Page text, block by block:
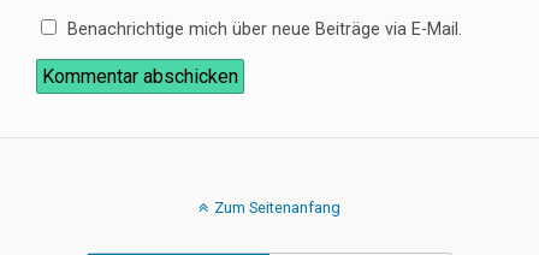
Benachrichtige mich über neue Beiträge via E-Mail.
Zum Seitenanfang